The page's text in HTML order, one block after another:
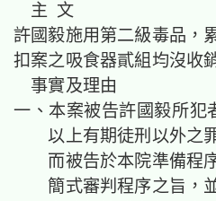
主 文
許國毅施用第二級毒品，
扣案之吸食器貳組均沒收
事實及理由
一、本案被告許國毅所犯
以上有期徒刑以外之
而被告於本院準備程
簡式審判程序之旨，